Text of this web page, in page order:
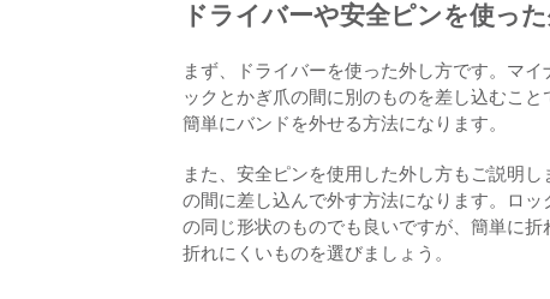
ドライバーや安全ピンを使っ
まず、ドライバーを使った外し方です。マ
ックとかぎ爪の間に別のものを差し込むこ
簡単にバンドを外せる方法になります。
また、安全ピンを使用した外し方もご説明
の間に差し込んで外す方法になります。ロ
の同じ形状のものでも良いですが、簡単に
折れにくいものを選びましょう。